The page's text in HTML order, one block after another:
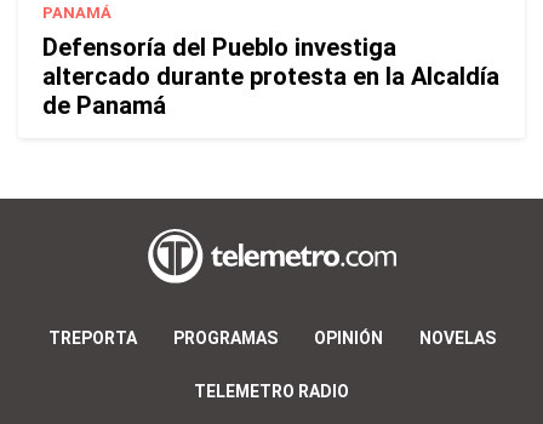
PANAMÁ
Defensoría del Pueblo investiga
altercado durante protesta en la Alcaldía
de Panamá
TREPORTA PROGRAMAS OPINIÓN NOVELAS
TELEMETRO RADIO